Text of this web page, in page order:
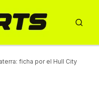
ficha por el Hull City